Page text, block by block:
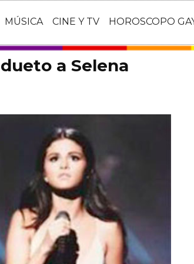
MÚSICA CINE Y TV HOROSCOPO
a Selena